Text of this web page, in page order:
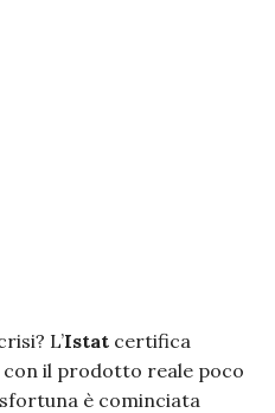
L’Istat certifica
con il prodotto reale poco
è cominciata